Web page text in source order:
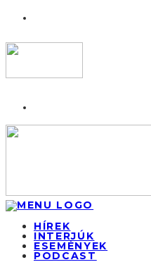
HÍREK
INTERJÚK
ESEMÉNYEK
PODCAST